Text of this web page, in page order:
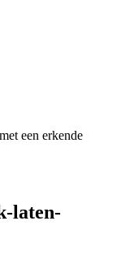
een erkende
laten-